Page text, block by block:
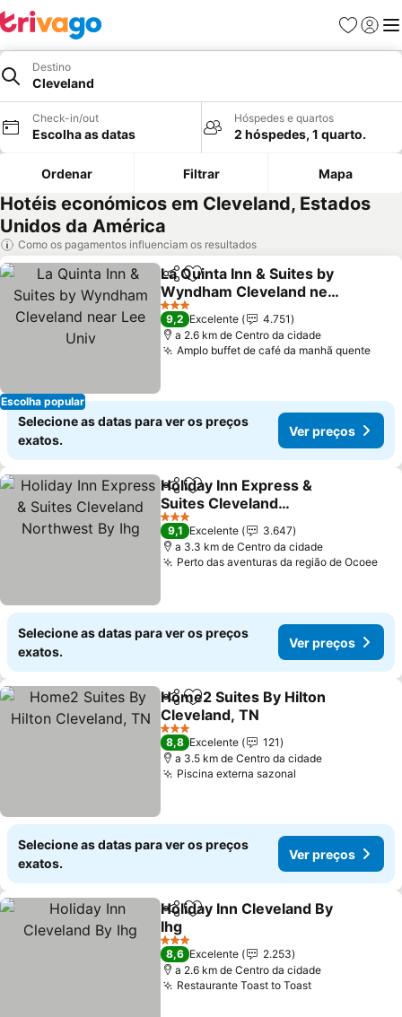
Favoritos
Iniciar
Destino
Cleveland
Check-in/out
Escolha as datas
Hóspedes e quartos
2 hóspedes, 1 quarto.
Ordenar Filtrar Mapa
Hotéis económicos em Cleveland, Estados
Unidos da América
Como os pagamentos influenciam os resultados
Escolha popular
PartilharAdicionar aos favoritos
La Quinta Inn & Suites by
Wyndham Cleveland near
Lee Univ
3 Estrelas
9,2 Excelente
4.751
a 2.6 km de Centro da cidade
Amplo buffet de café da manhã quente
Selecione as datas para ver os preços
exatos.
Ver preços
PartilharAdicionar aos favoritos
Holiday Inn Express &
Suites Cleveland
Northwest By Ihg
3 Estrelas
9,1 Excelente
3.647
a 3.3 km de Centro da cidade
Perto das aventuras da região de Ocoee
Selecione as datas para ver os preços
exatos.
Ver preços
PartilharAdicionar aos favoritos
Home2 Suites By Hilton
Cleveland, TN
3 Estrelas
8,8 Excelente
121
a 3.5 km de Centro da cidade
Piscina externa sazonal
Selecione as datas para ver os preços
exatos.
Ver preços
PartilharAdicionar aos favoritos
Holiday Inn Cleveland By
Ihg
3 Estrelas
8,6 Excelente
2.253
a 2.6 km de Centro da cidade
Restaurante Toast to Toast